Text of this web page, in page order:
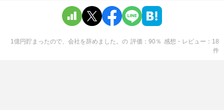
1億円貯まったので、会社を辞めました。 の 評価 90 ％ 感想・レビュー
18
件